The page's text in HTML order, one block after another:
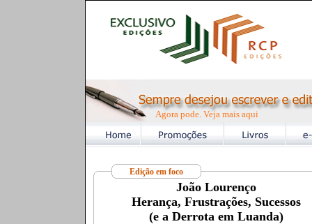
Agora pode. Veja mais aqui
Edição em foco
João Lourenço
Herança, Frustrações, Sucessos
(e a Derrota em Luanda)